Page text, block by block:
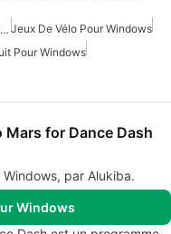
Jeux De Moto Tout-Terrain Gratuits Pour Windows Jeux De Vélo Pour Windows
Pour Windows
Mars for Dance Dash
par Alukiba.
Windows